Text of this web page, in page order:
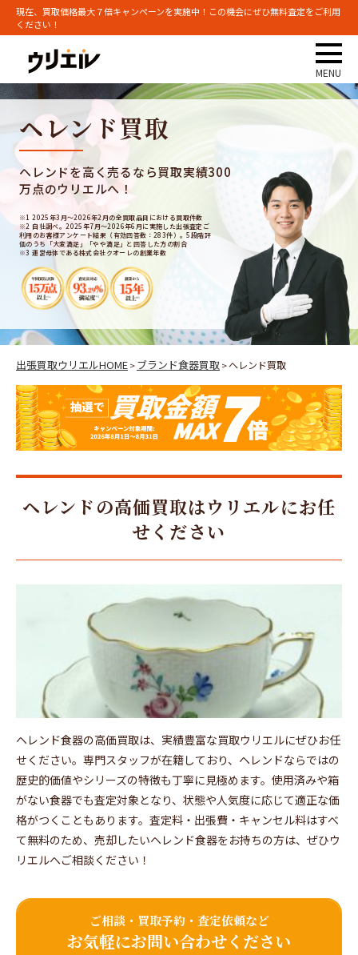
現在、買取価格最大７倍キャンペーンを実施中！この機会にぜひ無料査定をご利用
ください！
ヘレンド買取
ヘレンドを高く売るなら買取実績300
万点のウリエルへ！
※1 2025年3月～2026年2月の全買取品目における買取件数
※2 自社調べ。2025年7月～2026年6月に実施した出張査定ご
利用のお客様アンケート結果（有効回答数：283件）。5段階評
価のうち「大変満足」「やや満足」と回答した方の割合
※3 運営母体である株式会社クオーレの創業年数
出張買取ウリエルHOME>ブランド食器買取>ヘレンド買取
ヘレンドの高価買取はウリエルにお任
せください
ヘレンド食器の高価買取は、実績豊富な買取ウリエルにぜひお任
せください。専門スタッフが在籍しており、ヘレンドならではの
歴史的価値やシリーズの特徴も丁寧に見極めます。使用済みや箱
がない食器でも査定対象となり、状態や人気度に応じて適正な価
格がつくこともあります。査定料・出張費・キャンセル料はすべ
て無料のため、売却したいヘレンド食器をお持ちの方は、ぜひウ
リエルへご相談ください！
ご相談・買取予約・査定依頼など
お気軽にお問い合わせください